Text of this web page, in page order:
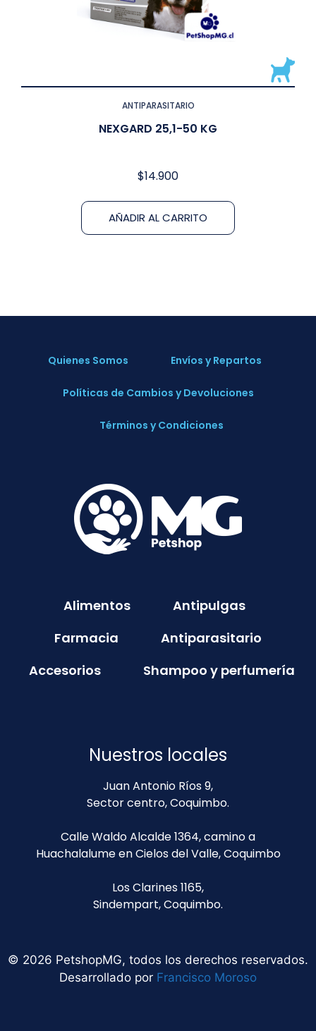
ANTIPARASITARIO
NEXGARD 25,1-50 KG
$14.900
AÑADIR AL CARRITO
Quienes Somos Envíos y Repartos
Políticas de Cambios y Devoluciones
Términos y Condiciones
Alimentos
Antipulgas
Farmacia
Antiparasitario
Accesorios
Shampoo y perfumería
Nuestros locales
Juan Antonio Ríos 9,
Sector centro, Coquimbo.
Calle Waldo Alcalde 1364, camino a
Huachalalume en Cielos del Valle, Coquimbo
Los Clarines 1165,
Sindempart, Coquimbo.
© 2026 PetshopMG, todos los derechos reservados.
Desarrollado por Francisco Moroso